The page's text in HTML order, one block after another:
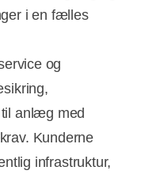
i en fælles
og
anlæg med
Kunderne
infrastruktur,